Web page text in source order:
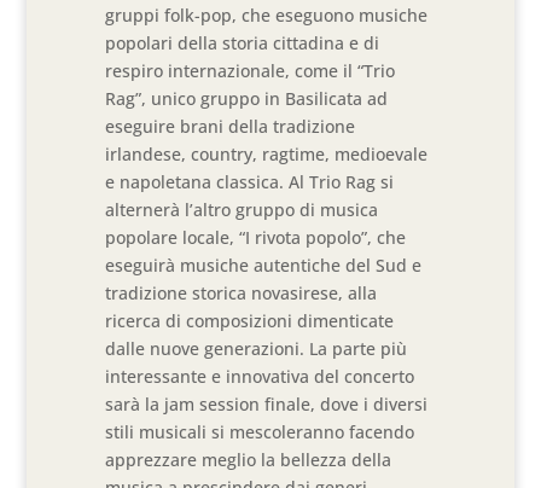
gruppi folk-pop, che eseguono musiche
popolari della storia cittadina e di
respiro internazionale, come il “Trio
Rag”, unico gruppo in Basilicata ad
eseguire brani della tradizione
irlandese, country, ragtime, medioevale
e napoletana classica. Al Trio Rag si
alternerà l’altro gruppo di musica
popolare locale, “I rivota popolo”, che
eseguirà musiche autentiche del Sud e
tradizione storica novasirese, alla
ricerca di composizioni dimenticate
dalle nuove generazioni. La parte più
interessante e innovativa del concerto
sarà la jam session finale, dove i diversi
stili musicali si mescoleranno facendo
apprezzare meglio la bellezza della